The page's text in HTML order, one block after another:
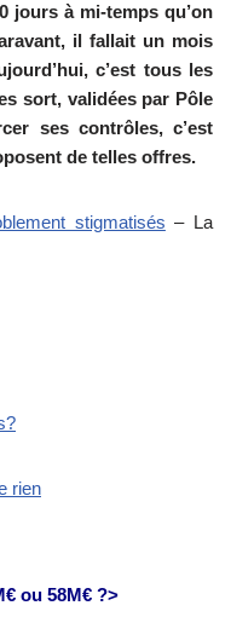
jours à mi-temps qu’on
il fallait un mois
c’est tous les
sort, validées par Pôle
ses contrôles, c’est
de telles offres.
stigmatisés – La
rien
ou 58M€ ?>